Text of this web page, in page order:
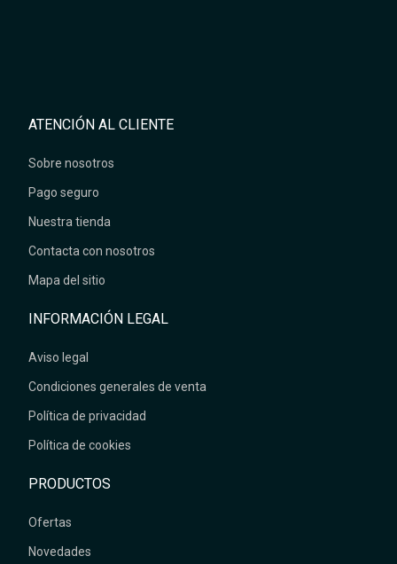
ATENCIÓN AL CLIENTE
Sobre nosotros
Pago seguro
Nuestra tienda
Contacta con nosotros
Mapa del sitio
INFORMACIÓN LEGAL
Aviso legal
Condiciones generales de venta
Política de privacidad
Política de cookies
PRODUCTOS
Ofertas
Novedades